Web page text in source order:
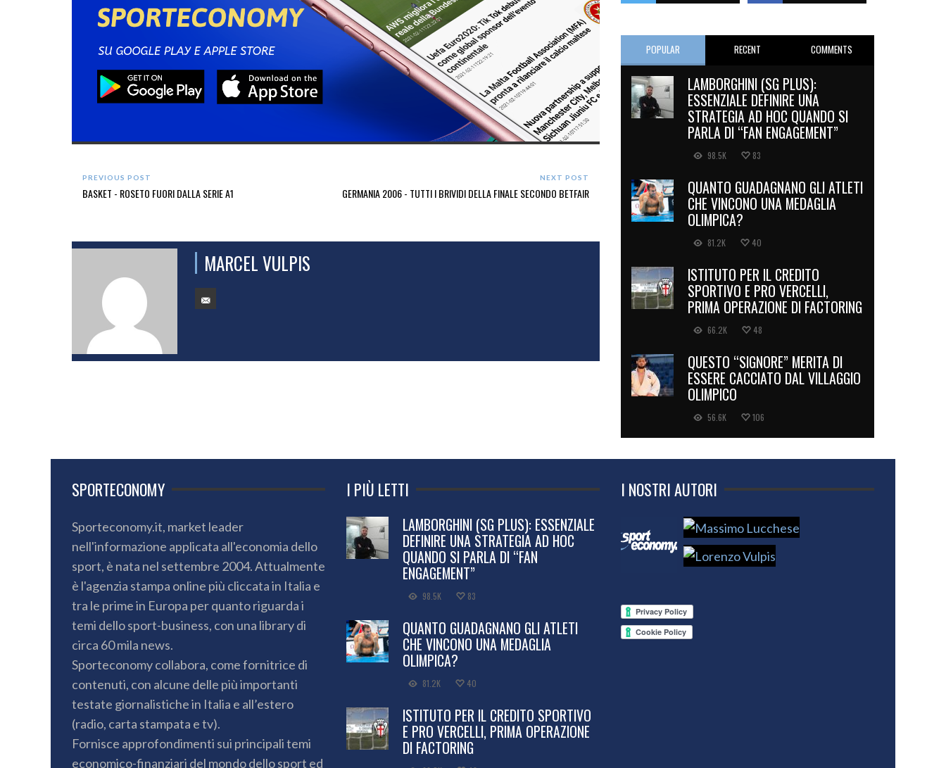
PREVIOUS POST
BASKET - ROSETO FUORI DALLA SERIE A1
NEXT POST
GERMANIA 2006 - TUTTI I BRIVIDI DELLA FINALE SECONDO BETFAIR
MARCEL VULPIS
POPULAR RECENT COMMENTS
LAMBORGHINI (SG PLUS):
ESSENZIALE DEFINIRE UNA
STRATEGIA AD HOC QUANDO SI
PARLA DI “FAN ENGAGEMENT”
98.5K 83
QUANTO GUADAGNANO GLI ATLETI
CHE VINCONO UNA MEDAGLIA
OLIMPICA?
81.2K 40
ISTITUTO PER IL CREDITO
SPORTIVO E PRO VERCELLI,
PRIMA OPERAZIONE DI FACTORING
66.2K 48
QUESTO “SIGNORE” MERITA DI
ESSERE CACCIATO DAL VILLAGGIO
OLIMPICO
56.6K 106
SPORTECONOMY
Sporteconomy.it, market leader
nell'informazione applicata all'economia dello
sport, è nata nel settembre 2004. Attualmente
è l'agenzia stampa online più cliccata in Italia e
tra le prime in Europa per quanto riguarda i
temi dello sport-business, con una library di
circa 60 mila news.
Sporteconomy collabora, come fornitrice di
contenuti, con alcune delle più importanti
testate giornalistiche in Italia e all’estero
(radio, carta stampata e tv).
Fornisce approfondimenti sui principali temi
economico-finanziari del mondo dello sport ed
I PIÙ LETTI
LAMBORGHINI (SG PLUS): ESSENZIALE
DEFINIRE UNA STRATEGIA AD HOC
QUANDO SI PARLA DI “FAN
ENGAGEMENT”
98.5K 83
QUANTO GUADAGNANO GLI ATLETI
CHE VINCONO UNA MEDAGLIA
OLIMPICA?
81.2K 40
ISTITUTO PER IL CREDITO SPORTIVO
E PRO VERCELLI, PRIMA OPERAZIONE
DI FACTORING
I NOSTRI AUTORI